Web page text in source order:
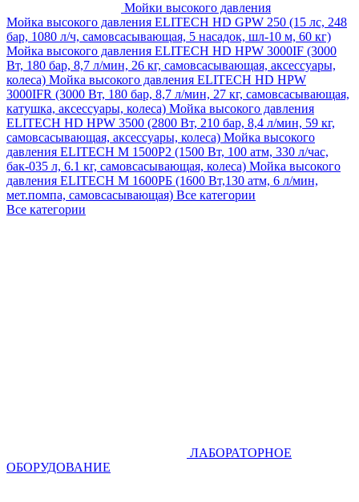
Мойки высокого давления
Мойка высокого давления ELITECH HD GPW 250 (15 лс, 248
бар, 1080 л/ч, самовсасывающая, 5 насадок, шл-10 м, 60 кг)
Мойка высокого давления ELITECH HD HPW 3000IF (3000
Вт, 180 бар, 8,7 л/мин, 26 кг, самовсасывающая, аксессуары,
колеса) Мойка высокого давления ELITECH HD HPW
3000IFR (3000 Вт, 180 бар, 8,7 л/мин, 27 кг, самовсасывающая,
катушка, аксессуары, колеса) Мойка высокого давления
ELITECH HD HPW 3500 (2800 Вт, 210 бар, 8,4 л/мин, 59 кг,
самовсасывающая, аксессуары, колеса) Мойка высокого
давления ELITECH M 1500P2 (1500 Вт, 100 атм, 330 л/час,
бак-035 л, 6.1 кг, самовсасывающая, колеса) Мойка высокого
давления ELITECH М 1600РБ (1600 Вт,130 атм, 6 л/мин,
мет.помпа, самовсасывающая) Все категории
Все категории
ЛАБОРАТОРНОЕ
ОБОРУДОВАНИЕ